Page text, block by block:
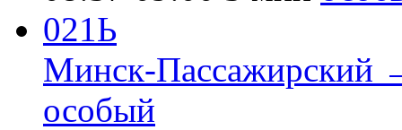
021Ь
Минск-Пассажирский
особый